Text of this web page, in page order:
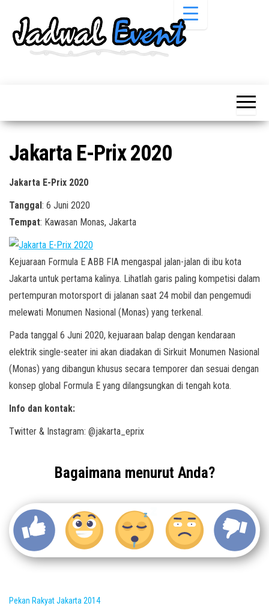
Pameran,
Acara &
Promo
Pameran,
Bazaar,
Workshop,
Jakarta E-Prix 2020
Jakarta E-Prix 2020
Tanggal: 6 Juni 2020
Tempat: Kawasan Monas, Jakarta
Kejuaraan Formula E ABB FIA mengaspal jalan-jalan di ibu kota
Jakarta untuk pertama kalinya. Lihatlah garis paling kompetisi dalam
pertempuran motorsport di jalanan saat 24 mobil dan pengemudi
melewati Monumen Nasional (Monas) yang terkenal.
Pada tanggal 6 Juni 2020, kejuaraan balap dengan kendaraan
elektrik single-seater ini akan diadakan di Sirkuit Monumen Nasional
(Monas) yang dibangun khusus secara temporer dan sesuai dengan
konsep global Formula E yang dilangsungkan di tengah kota.
Info dan kontak:
Twitter & Instagram: @jakarta_eprix
Bagaimana menurut Anda?
Pekan Rakyat Jakarta 2014